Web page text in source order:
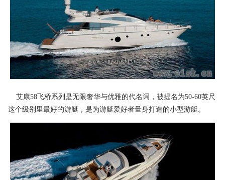
艾康58飞桥系列是无限奢华与优雅的代名词，被提名为50-60英尺
这个级别里最好的游艇，是为游艇爱好者量身打造的小型游艇。